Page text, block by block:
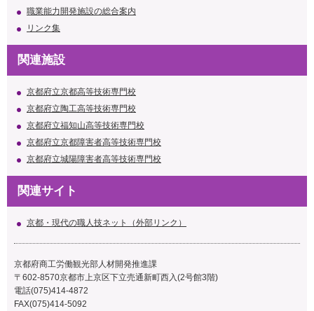
職業能力開発施設の総合案内
リンク集
関連施設
京都府立京都高等技術専門校
京都府立陶工高等技術専門校
京都府立福知山高等技術専門校
京都府立京都障害者高等技術専門校
京都府立城陽障害者高等技術専門校
関連サイト
京都・現代の職人技ネット（外部リンク）
京都府商工労働観光部人材開発推進課
〒602-8570京都市上京区下立売通新町西入(2号館3階)
電話(075)414-4872
FAX(075)414-5092